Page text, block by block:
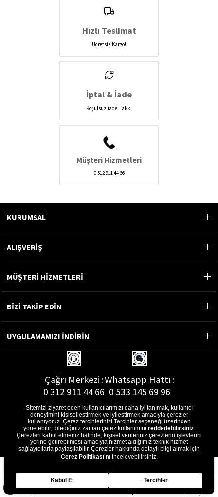
Hızlı Teslimat
Ücretsiz Kargo!
İptal & İade
Koşulsuz İade Hakkı
Müşteri Hizmetleri
0 312 911 44 66
KURUMSAL
ALIŞVERİŞ
MÜŞTERİ HİZMETLERİ
BİZİ TAKİP EDİN
UYGULAMAMIZI İNDİRİN
Çağrı Merkezi :
0 312 911 44 66
Whatsapp Hattı :
0 533 145 69 96
E-Posta Adresi :
musterihizmetleri@gon.com.tr
Sitemizi ziyaret eden kullanıcılarımızı daha iyi tanımak, kullanıcı
deneyimini kişiselleştirmek ve iyileştirmek amacıyla çerezler
kullanıyoruz. Çerez tercihlerinizi Tercihler seçeneği üzerinden
yönetebilir, dilediğiniz zaman çerez kullanımını reddedebilirsiniz.
Çerezleri kabul etmeniz halinde, kişisel verileriniz çerezlerin işlevlerini
yerine getirebilmesi amacıyla hizmet aldığımız teknik hizmet
sağlayıcılarla paylaşılabilir. Çerezler hakkında detaylı bilgi almak için
Çerez Politikası’nı inceleyebilirsiniz.
Kabul Et Tercihler